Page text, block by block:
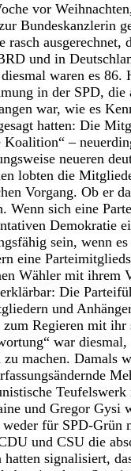
vor
Bundeskanzlerin
rasch ausgerechnet,
und in
waren es
in der SPD, die
war, wie es
hatten: Die
Koalition“ –
neueren
lobten die
Vorgang. Ob er
Wenn sich eine
Demokratie
sein, wenn
eine
Wähler mit ihrem
Die
und
Regieren mit ihr
war
zu machen. Damals
und Gregor Gysi
weder für SPD-
und CSU die
hatten signalisiert,